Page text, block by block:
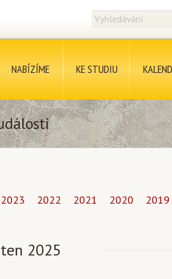
NABÍZÍME KE STUDIU
2023 2022 2021 2020 2019
2025